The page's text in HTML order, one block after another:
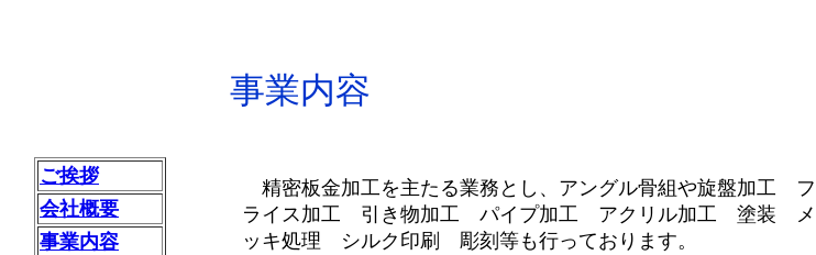
事業内容
精密板金加工を主たる業務とし、アングル骨組や旋盤加工 フ
ライス加工 引き物加工 パイプ加工 アクリル加工 塗装 メ
ッキ処理 シルク印刷 彫刻等も行っております。
ご挨拶
会社概要
事業内容